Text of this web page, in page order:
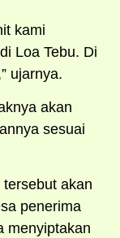
kami
Loa Tebu. Di
ujarnya.
akan
sesuai
akan
penerima
menyiptakan